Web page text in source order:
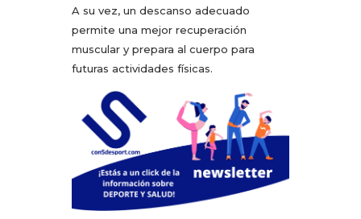
A su vez, un descanso adecuado
permite una mejor recuperación
muscular y prepara al cuerpo para
futuras actividades físicas.